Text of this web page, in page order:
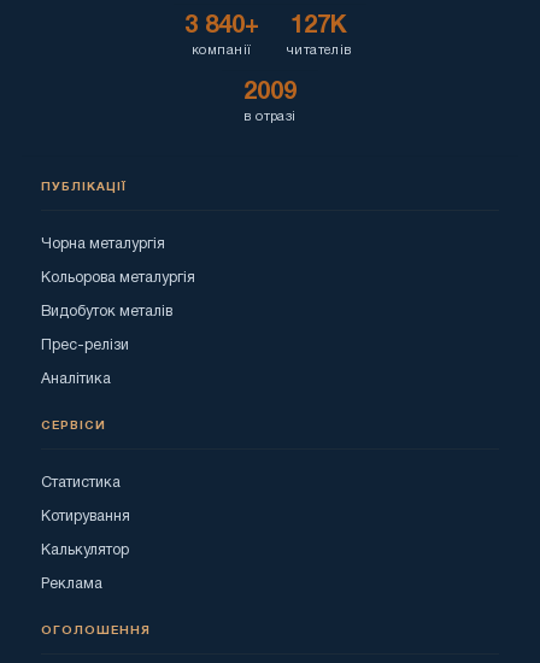
3 840+
компанії
127K
читателів
2009
в отразі
ПУБЛІКАЦІЇ
Чорна металургія
Кольорова металургія
Видобуток металів
Прес-релізи
Аналітика
СЕРВІСИ
Статистика
Котирування
Калькулятор
Реклама
ОГОЛОШЕННЯ